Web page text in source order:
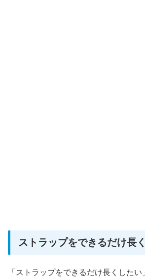
ストラップをできるだけ長
「ストラップをできるだけ長くした